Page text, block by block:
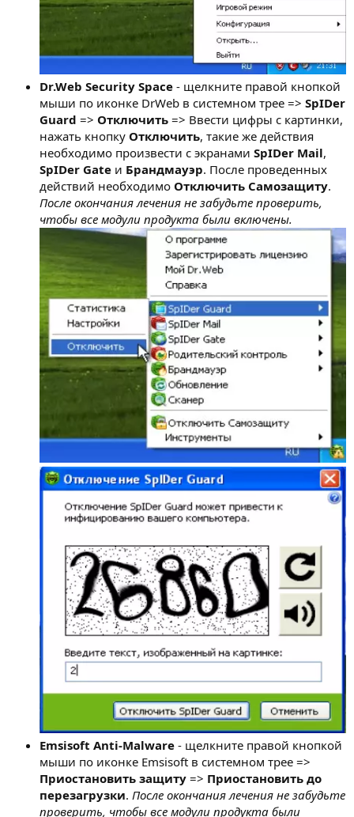
Dr.Web Security Space - щелкните правой кнопкой
мыши по иконке DrWeb в системном трее => SpIDer
Guard => Отключить => Ввести цифры с картинки,
нажать кнопку Отключить, такие же действия
необходимо произвести с экранами SpIDer Mail,
SpIDer Gate и Брандмауэр. После проведенных
действий необходимо Отключить Самозащиту.
После окончания лечения не забудьте проверить,
чтобы все модули продукта были включены.
Emsisoft Anti-Malware - щелкните правой кнопкой
мыши по иконке Emsisoft в системном трее =>
Приостановить защиту => Приостановить до
перезагрузки. После окончания лечения не забудьте
проверить, чтобы все модули продукта были